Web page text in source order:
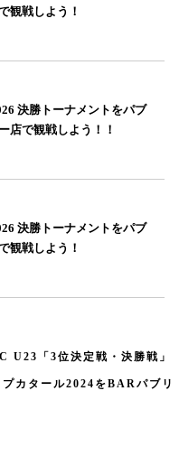
観戦しよう！
決勝トーナメントをパブ
店で観戦しよう！！
決勝トーナメントをパブ
観戦しよう！
U23「3位決定戦・決勝戦」
カタール2024をBARパブリ